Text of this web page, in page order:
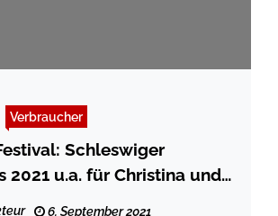
Verbraucher
Schleswiger
2021 u.a. für Christina und
6. September 2021